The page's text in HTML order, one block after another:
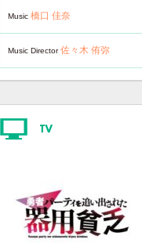
Music 橋口 佳奈
Music Director佐々木 侑弥